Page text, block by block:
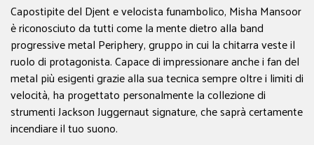
Capostipite del Djent e velocista funambolico, Misha Mansoor
è riconosciuto da tutti come la mente dietro alla band
progressive metal Periphery, gruppo in cui la chitarra veste il
ruolo di protagonista. Capace di impressionare anche i fan del
metal più esigenti grazie alla sua tecnica sempre oltre i limiti di
velocità, ha progettato personalmente la collezione di
strumenti Jackson Juggernaut signature, che saprà certamente
incendiare il tuo suono.